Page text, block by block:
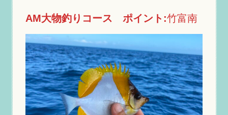
AM大物釣りコース ポイント:竹富南